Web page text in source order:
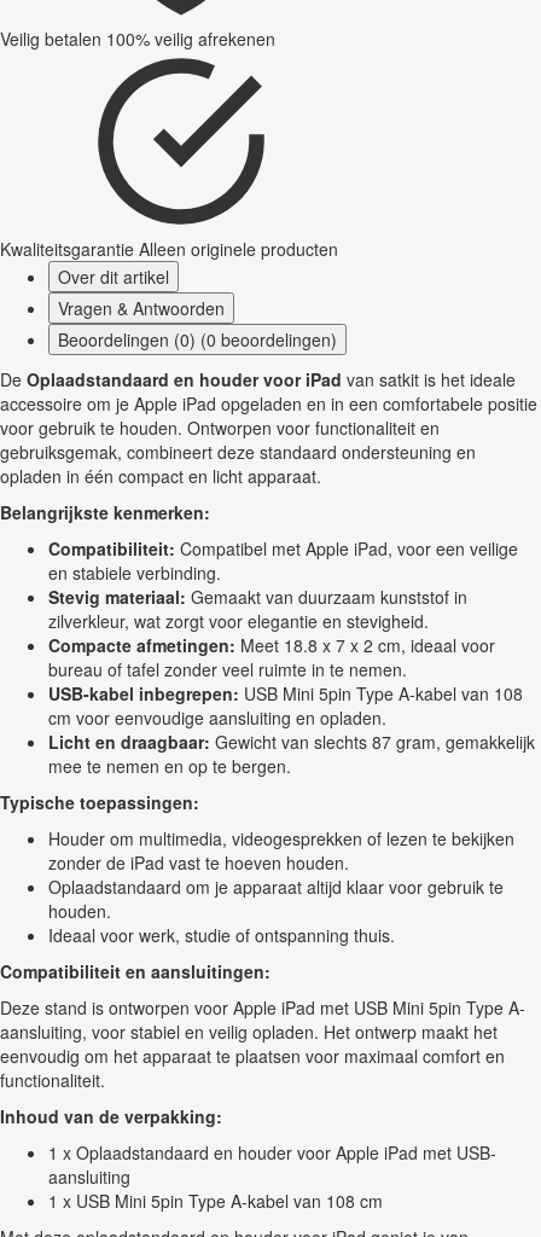
Veilig betalen 100% veilig afrekenen
Kwaliteitsgarantie Alleen originele producten
Over dit artikel
Vragen & Antwoorden
Beoordelingen (0) (0 beoordelingen)
De Oplaadstandaard en houder voor iPad van satkit is het ideale
accessoire om je Apple iPad opgeladen en in een comfortabele positie
voor gebruik te houden. Ontworpen voor functionaliteit en
gebruiksgemak, combineert deze standaard ondersteuning en
opladen in één compact en licht apparaat.
Belangrijkste kenmerken:
Compatibiliteit: Compatibel met Apple iPad, voor een veilige
en stabiele verbinding.
Stevig materiaal: Gemaakt van duurzaam kunststof in
zilverkleur, wat zorgt voor elegantie en stevigheid.
Compacte afmetingen: Meet 18.8 x 7 x 2 cm, ideaal voor
bureau of tafel zonder veel ruimte in te nemen.
USB-kabel inbegrepen: USB Mini 5pin Type A-kabel van 108
cm voor eenvoudige aansluiting en opladen.
Licht en draagbaar: Gewicht van slechts 87 gram, gemakkelijk
mee te nemen en op te bergen.
Typische toepassingen:
Houder om multimedia, videogesprekken of lezen te bekijken
zonder de iPad vast te hoeven houden.
Oplaadstandaard om je apparaat altijd klaar voor gebruik te
houden.
Ideaal voor werk, studie of ontspanning thuis.
Compatibiliteit en aansluitingen:
Deze stand is ontworpen voor Apple iPad met USB Mini 5pin Type A-
aansluiting, voor stabiel en veilig opladen. Het ontwerp maakt het
eenvoudig om het apparaat te plaatsen voor maximaal comfort en
functionaliteit.
Inhoud van de verpakking:
1 x Oplaadstandaard en houder voor Apple iPad met USB-
aansluiting
1 x USB Mini 5pin Type A-kabel van 108 cm